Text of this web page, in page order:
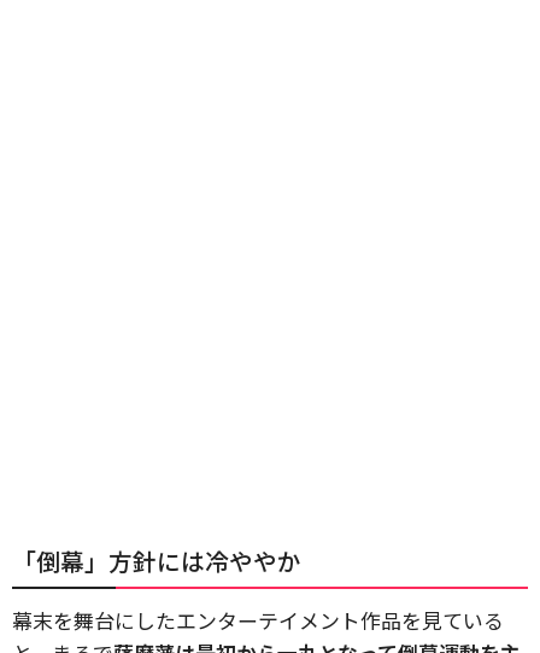
「倒幕」方針には冷ややか
幕末を舞台にしたエンターテイメント作品を見ている